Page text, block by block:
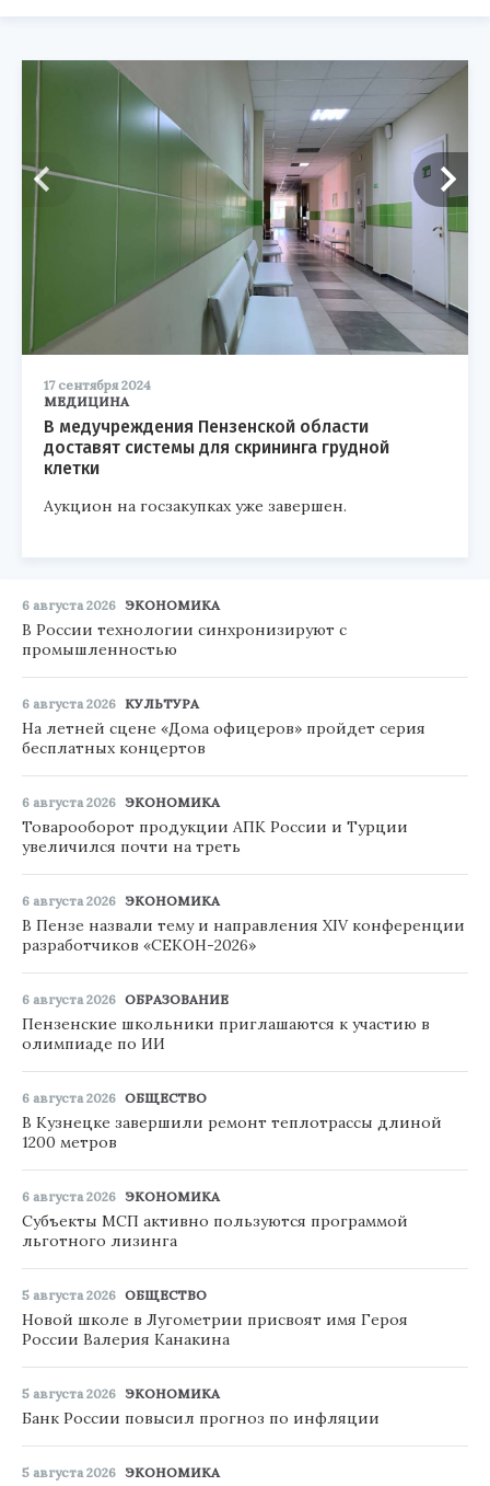
17 сентября 2024
МЕДИЦИНА
В медучреждения Пензенской области
доставят системы для скрининга грудной
клетки
Аукцион на госзакупках уже завершен.
6 августа 2026 ЭКОНОМИКА
В России технологии синхронизируют с
промышленностью
6 августа 2026 КУЛЬТУРА
На летней сцене «Дома офицеров» пройдет серия
бесплатных концертов
6 августа 2026 ЭКОНОМИКА
Товарооборот продукции АПК России и Турции
увеличился почти на треть
6 августа 2026 ЭКОНОМИКА
В Пензе назвали тему и направления XIV конференции
разработчиков «СЕКОН-2026»
6 августа 2026 ОБРАЗОВАНИЕ
Пензенские школьники приглашаются к участию в
олимпиаде по ИИ
6 августа 2026 ОБЩЕСТВО
В Кузнецке завершили ремонт теплотрассы длиной
1200 метров
6 августа 2026 ЭКОНОМИКА
Субъекты МСП активно пользуются программой
льготного лизинга
5 августа 2026 ОБЩЕСТВО
Новой школе в Лугометрии присвоят имя Героя
России Валерия Канакина
5 августа 2026 ЭКОНОМИКА
Банк России повысил прогноз по инфляции
5 августа 2026 ЭКОНОМИКА